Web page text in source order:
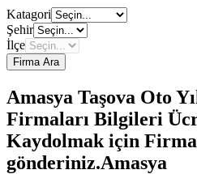
Katagori
Şehir
İlçe
Firma Ara
Amasya Taşova Oto
Firmaları Bilgileri
Kaydolmak için
gönderiniz.Amasya